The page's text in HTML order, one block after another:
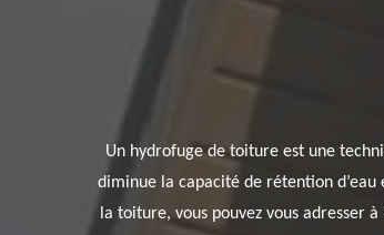
Un hydrofuge de toiture est une
diminue la capacité de rétention
la toiture, vous pouvez vous adresser